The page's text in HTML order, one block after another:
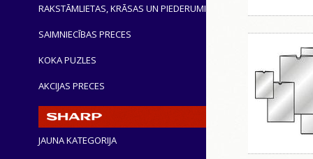
RAKSTĀMLIETAS, KRĀSAS UN PIEDERUMI
SAIMNIECĪBAS PRECES
KOKA PUZLES
AKCIJAS PRECES
JAUNA KATEGORIJA